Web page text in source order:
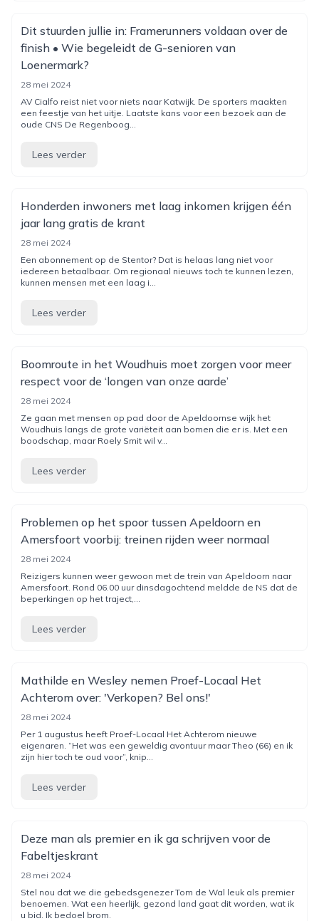
Dit stuurden jullie in: Framerunners voldaan over de
finish • Wie begeleidt de G-senioren van
Loenermark?
28 mei 2024
AV Cialfo reist niet voor niets naar Katwijk. De sporters maakten
een feestje van het uitje. Laatste kans voor een bezoek aan de
oude CNS De Regenboog...
Lees verder
Honderden inwoners met laag inkomen krijgen één
jaar lang gratis de krant
28 mei 2024
Een abonnement op de Stentor? Dat is helaas lang niet voor
iedereen betaalbaar. Om regionaal nieuws toch te kunnen lezen,
kunnen mensen met een laag i...
Lees verder
Boomroute in het Woudhuis moet zorgen voor meer
respect voor de ‘longen van onze aarde’
28 mei 2024
Ze gaan met mensen op pad door de Apeldoornse wijk het
Woudhuis langs de grote variëteit aan bomen die er is. Met een
boodschap, maar Roely Smit wil v...
Lees verder
Problemen op het spoor tussen Apeldoorn en
Amersfoort voorbij: treinen rijden weer normaal
28 mei 2024
Reizigers kunnen weer gewoon met de trein van Apeldoorn naar
Amersfoort. Rond 06.00 uur dinsdagochtend meldde de NS dat de
beperkingen op het traject,...
Lees verder
Mathilde en Wesley nemen Proef-Locaal Het
Achterom over: 'Verkopen? Bel ons!'
28 mei 2024
Per 1 augustus heeft Proef-Locaal Het Achterom nieuwe
eigenaren. “Het was een geweldig avontuur maar Theo (66) en ik
zijn hier toch te oud voor”, knip...
Lees verder
Deze man als premier en ik ga schrijven voor de
Fabeltjeskrant
28 mei 2024
Stel nou dat we die gebedsgenezer Tom de Wal leuk als premier
benoemen. Wat een heerlijk, gezond land gaat dit worden, wat ik
u bid. Ik bedoel brom.